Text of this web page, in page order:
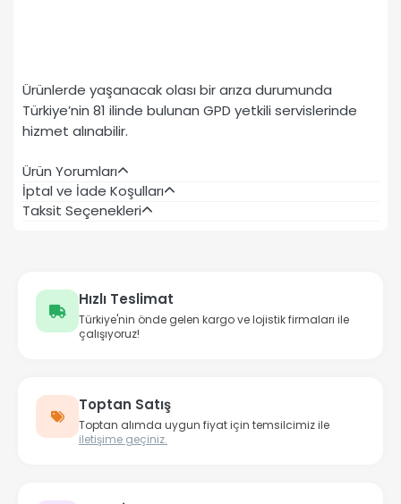
Ürünlerde yaşanacak olası bir arıza durumunda
Türkiye’nin 81 ilinde bulunan GPD yetkili servislerinde
hizmet alınabilir.
Ürün Yorumları
İptal ve İade Koşulları
Taksit Seçenekleri
Hızlı Teslimat
Türkiye'nin önde gelen kargo ve lojistik firmaları ile
çalışıyoruz!
Toptan Satış
Toptan alımda uygun fiyat için temsilcimiz ile
iletişime geçiniz.